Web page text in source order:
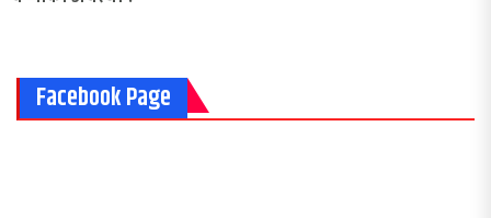
Facebook Page